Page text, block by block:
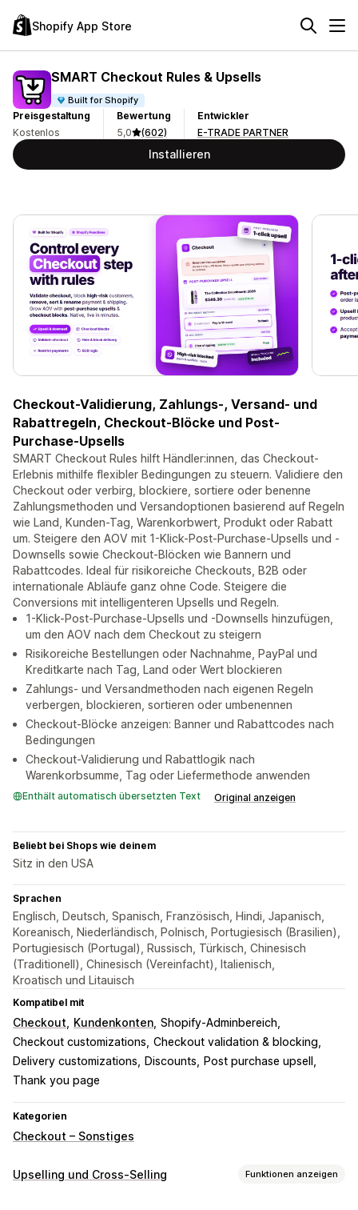
Shopify App Store
SMART Checkout Rules & Upsells
Built for Shopify
Preisgestaltung
Kostenlos
Bewertung
5,0
(602)
Entwickler
E-TRADE PARTNER
Installieren
Checkout-Validierung, Zahlungs-, Versand- und
Rabattregeln, Checkout-Blöcke und Post-
Purchase-Upsells
SMART Checkout Rules hilft Händler:innen, das Checkout-
Erlebnis mithilfe flexibler Bedingungen zu steuern. Validiere den
Checkout oder verbirg, blockiere, sortiere oder benenne
Zahlungsmethoden und Versandoptionen basierend auf Regeln
wie Land, Kunden-Tag, Warenkorbwert, Produkt oder Rabatt
um. Steigere den AOV mit 1-Klick-Post-Purchase-Upsells und -
Downsells sowie Checkout-Blöcken wie Bannern und
Rabattcodes. Ideal für risikoreiche Checkouts, B2B oder
internationale Abläufe ganz ohne Code. Steigere die
Conversions mit intelligenteren Upsells und Regeln.
1-Klick-Post-Purchase-Upsells und -Downsells hinzufügen,
um den AOV nach dem Checkout zu steigern
Risikoreiche Bestellungen oder Nachnahme, PayPal und
Kreditkarte nach Tag, Land oder Wert blockieren
Zahlungs- und Versandmethoden nach eigenen Regeln
verbergen, blockieren, sortieren oder umbenennen
Checkout-Blöcke anzeigen: Banner und Rabattcodes nach
Bedingungen
Checkout-Validierung und Rabattlogik nach
Warenkorbsumme, Tag oder Liefermethode anwenden
Enthält automatisch übersetzten Text Original anzeigen
Beliebt bei Shops wie deinem
Sitz in den USA
Sprachen
Englisch, Deutsch, Spanisch, Französisch, Hindi, Japanisch,
Koreanisch, Niederländisch, Polnisch, Portugiesisch (Brasilien),
Portugiesisch (Portugal), Russisch, Türkisch, Chinesisch
(Traditionell), Chinesisch (Vereinfacht), Italienisch,
Kroatisch und Litauisch
Kompatibel mit
Checkout Kundenkonten Shopify-Adminbereich
Checkout customizations Checkout validation & blocking
Delivery customizations
Discounts
Post purchase upsell
Thank you page
Kategorien
Checkout – Sonstiges
Upselling und Cross-Selling Funktionen anzeigen